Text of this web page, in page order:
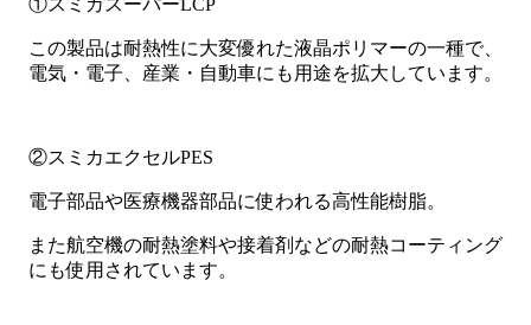
この製品は耐熱性に大変優れた液晶ポリマーの一種で、
電気・電子、産業・自動車にも用途を拡大しています。
②スミカエクセルPES
電子部品や医療機器部品に使われる高性能樹脂。
また航空機の耐熱塗料や接着剤などの耐熱コーティング
にも使用されています。